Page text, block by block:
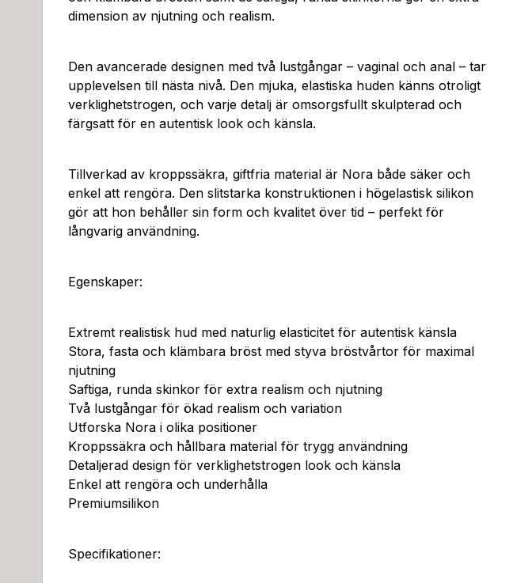
dimension av njutning och realism.
Den avancerade designen med två lustgångar – vaginal och anal – tar
upplevelsen till nästa nivå. Den mjuka, elastiska huden känns otroligt
verklighetstrogen, och varje detalj är omsorgsfullt skulpterad och
färgsatt för en autentisk look och känsla.
Tillverkad av kroppssäkra, giftfria material är Nora både säker och
enkel att rengöra. Den slitstarka konstruktionen i högelastisk silikon
gör att hon behåller sin form och kvalitet över tid – perfekt för
långvarig användning.
Egenskaper:
Extremt realistisk hud med naturlig elasticitet för autentisk känsla
Stora, fasta och klämbara bröst med styva bröstvårtor för maximal
njutning
Saftiga, runda skinkor för extra realism och njutning
Två lustgångar för ökad realism och variation
Utforska Nora i olika positioner
Kroppssäkra och hållbara material för trygg användning
Detaljerad design för verklighetstrogen look och känsla
Enkel att rengöra och underhålla
Premiumsilikon
Specifikationer: